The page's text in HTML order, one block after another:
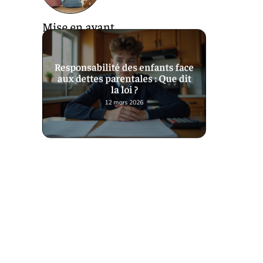
Mise en avant
Responsabilité des enfants face
aux dettes parentales : Que dit
la loi ?
12 mars 2026